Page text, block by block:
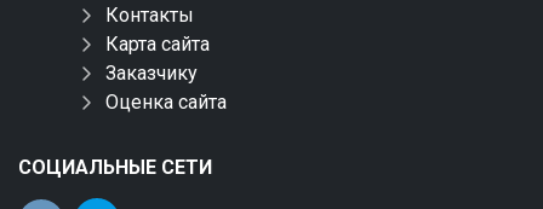
Контакты
Карта сайта
Заказчику
Оценка сайта
СОЦИАЛЬНЫЕ СЕТИ